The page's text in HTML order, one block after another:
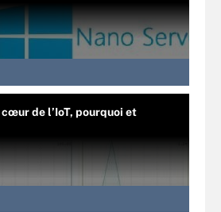
cœur de l’IoT, pourquoi et